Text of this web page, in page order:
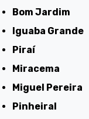
Bom Jardim
Iguaba Grande
Piraí
Miracema
Miguel Pereira
Pinheiral